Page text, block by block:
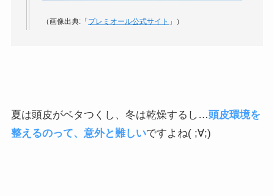
（画像出典:「 プレミオール公式サイト 」）
夏は頭皮がベタつくし、冬は乾燥するし…頭皮環境を
整えるのって、意外と難しいですよね( ;∀;)